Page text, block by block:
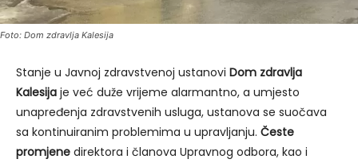
Foto: Dom zdravlja Kalesija
Stanje u Javnoj zdravstvenoj ustanovi Dom zdravlja
Kalesija je već duže vrijeme alarmantno, a umjesto
unapređenja zdravstvenih usluga, ustanova se suočava
sa kontinuiranim problemima u upravljanju. Česte
promjene direktora i članova Upravnog odbora, kao i